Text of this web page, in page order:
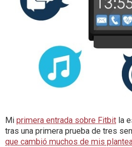
Mi primera entrada sobre Fitbit la
tras una primera prueba de tres
que cambió muchos de mis